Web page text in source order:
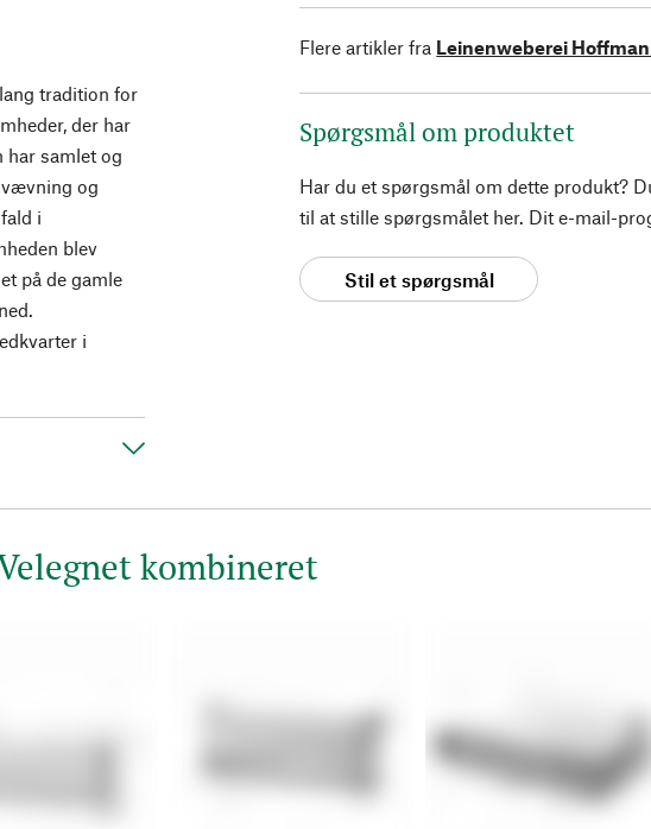
tradition for
der har
har samlet og
og
i
blev
på de gamle
i
Flere artikler fra Leinenweberei
Spørgsmål om produktet
Har du et spørgsmål om dette produkt?
til at stille spørgsmålet her. Dit e-mail-
Stil et spørgsmål
kombineret